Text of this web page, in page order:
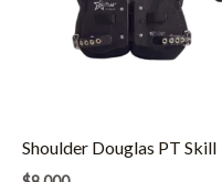
Shoulder Douglas PT Skill